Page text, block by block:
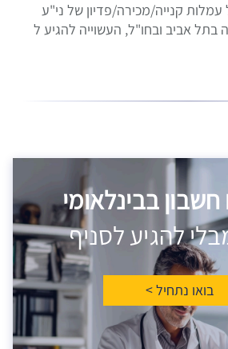
קנייה/מכירה/פדיון של ני"ע
בתל אביב ובחו"ל, העשוייה להגיע ל
בבינלאומי
להגיע לסניף
בואו נתחיל >